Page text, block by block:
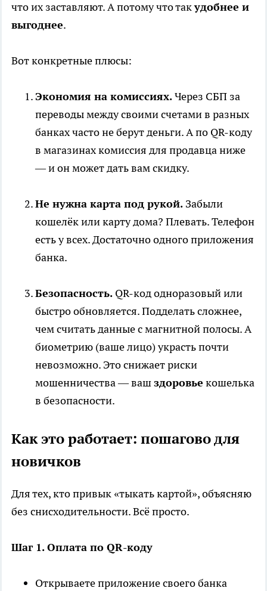
что их заставляют. А потому что такудобнее и
выгоднее.
Вот конкретные плюсы:
Экономия на комиссиях.Через СБП за
переводы между своими счетами в разных
банках часто не берут деньги. А по QR-коду
в магазинах комиссия для продавца ниже
— и он может дать вам скидку.
Не нужна карта под рукой. Забыли
кошелёк или карту дома? Плевать. Телефон
есть у всех. Достаточно одного приложения
банка.
Безопасность. QR-код одноразовый или
быстро обновляется. Подделать сложнее,
чем считать данные с магнитной полосы. А
биометрию (ваше лицо) украсть почти
невозможно. Это снижает риски
мошенничества — вашздоровье кошелька
в безопасности.
Как это работает: пошагово для
новичков
Для тех, кто привык «тыкать картой», объясняю
без снисходительности. Всё просто.
Шаг 1. Оплата по QR-коду
Открываете приложение своего банка